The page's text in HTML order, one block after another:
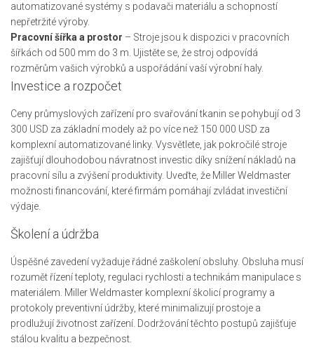
automatizované systémy s podavači materiálu a schopností
nepřetržité výroby.
Pracovní šířka a prostor – Stroje jsou k dispozici v pracovních
šířkách od 500 mm do 3 m. Ujistěte se, že stroj odpovídá
rozměrům vašich výrobků a uspořádání vaší výrobní haly.
Investice a rozpočet
Ceny průmyslových zařízení pro svařování tkanin se pohybují od 3
300 USD za základní modely až po více než 150 000 USD za
komplexní automatizované linky. Vysvětlete, jak pokročilé stroje
zajišťují dlouhodobou návratnost investic díky snížení nákladů na
pracovní sílu a zvýšení produktivity. Uveďte, že Miller Weldmaster
možnosti financování, které firmám pomáhají zvládat investiční
výdaje.
Školení a údržba
Úspěšné zavedení vyžaduje řádné zaškolení obsluhy. Obsluha musí
rozumět řízení teploty, regulaci rychlosti a technikám manipulace s
materiálem. Miller Weldmaster komplexní školicí programy a
protokoly preventivní údržby, které minimalizují prostoje a
prodlužují životnost zařízení. Dodržování těchto postupů zajišťuje
stálou kvalitu a bezpečnost.